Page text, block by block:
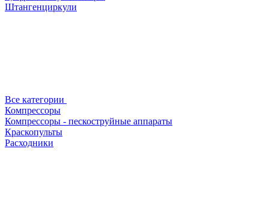
Штангенциркули
Все категории
Компрессоры
Компрессоры - пескоструйные аппараты
Краскопульты
Расходники